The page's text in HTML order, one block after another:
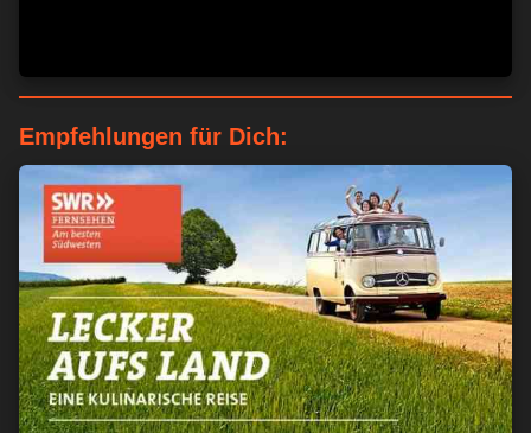
MEHR OPTIONEN
ZUSTIMMEN
Empfehlungen für Dich: